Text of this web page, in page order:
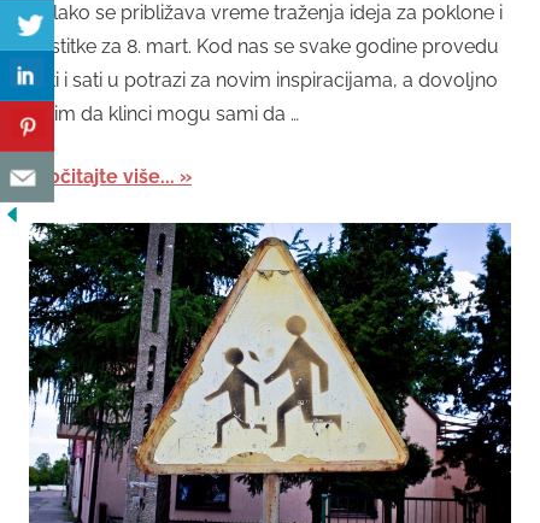
Polako se približava vreme traženja ideja za poklone i
čestitke za 8. mart. Kod nas se svake godine provedu
sati i sati u potrazi za novim inspiracijama, a dovoljno
lakim da klinci mogu sami da …
Pročitajte više...